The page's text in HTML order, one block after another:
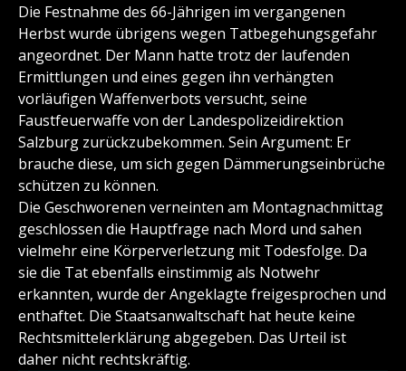
Die Festnahme des 66-Jährigen im vergangenen
Herbst wurde übrigens wegen Tatbegehungsgefahr
angeordnet. Der Mann hatte trotz der laufenden
Ermittlungen und eines gegen ihn verhängten
vorläufigen Waffenverbots versucht, seine
Faustfeuerwaffe von der Landespolizeidirektion
Salzburg zurückzubekommen. Sein Argument: Er
brauche diese, um sich gegen Dämmerungseinbrüche
schützen zu können.
Die Geschworenen verneinten am Montagnachmittag
geschlossen die Hauptfrage nach Mord und sahen
vielmehr eine Körperverletzung mit Todesfolge. Da
sie die Tat ebenfalls einstimmig als Notwehr
erkannten, wurde der Angeklagte freigesprochen und
enthaftet. Die Staatsanwaltschaft hat heute keine
Rechtsmittelerklärung abgegeben. Das Urteil ist
daher nicht rechtskräftig.